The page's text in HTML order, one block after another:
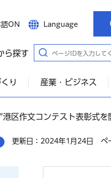
ON Language
ら探す
り 産業・ビジネス
区作文コンテスト表彰式を
更新日：2024年1月24日 ペ